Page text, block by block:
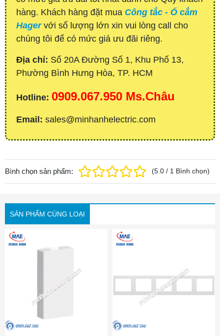
hàng. Khách hàng đặt mua Công tắc - Ổ cắm
Hagervới số lượng lớn xin vui lòng call cho
chúng tôi để có mức giá ưu đãi riêng.
Địa chỉ: Số 20A Đường Số 1, Khu Phố 13,
Phường Bình Hưng Hòa, TP. HCM
Hotline: 0909.067.950 Ms.Châu
Email: sales@minhanhelectric.com
Bình chọn sản phẩm: (5.0 / 1 Bình chọn)
SẢN PHẨM CÙNG LOẠI